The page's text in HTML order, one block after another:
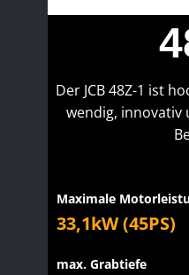
Der JCB 48Z-1 ist
wendig, innovativ
Maximale
33,1kW (45PS)
max. Grabtiefe